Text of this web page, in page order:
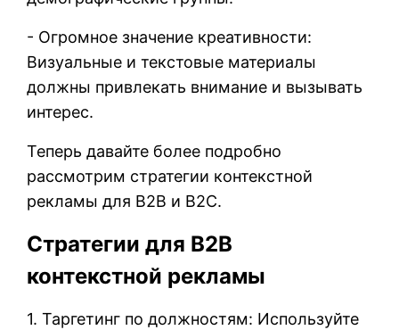
- Огромное значение креативности:
Визуальные и текстовые материалы
должны привлекать внимание и вызывать
интерес.
Теперь давайте более подробно
рассмотрим стратегии контекстной
рекламы для B2B и B2C.
Стратегии для B2B
контекстной рекламы
1. Таргетинг по должностям: Используйте